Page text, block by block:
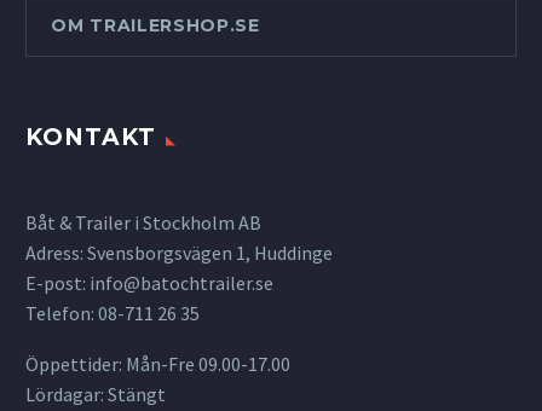
OM TRAILERSHOP.SE
KONTAKT
Båt & Trailer i Stockholm AB
Adress: Svensborgsvägen 1, Huddinge
E-post: info@batochtrailer.se
Telefon: 08-711 26 35
Öppettider: Mån-Fre 09.00-17.00
Lördagar: Stängt